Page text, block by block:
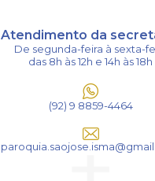
Atendimento da
De segunda-feira à sexta-
das 8h às 12h e 14h às 18h
(92) 9 8859-4464